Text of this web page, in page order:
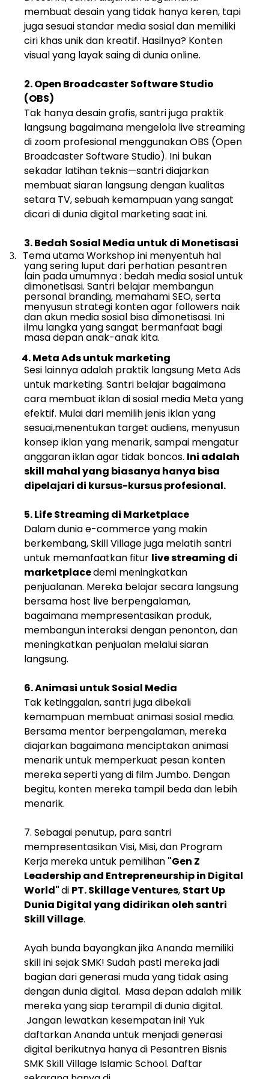
membuat desain yang tidak hanya keren, tapi
juga sesuai standar media sosial dan memiliki
ciri khas unik dan kreatif. Hasilnya? Konten
visual yang layak saing di dunia online.
2. Open Broadcaster Software Studio
(OBS)
Tak hanya desain grafis, santri juga praktik
langsung bagaimana mengelola live streaming
di zoom profesional menggunakan OBS (Open
Broadcaster Software Studio). Ini bukan
sekadar latihan teknis—santri diajarkan
membuat siaran langsung dengan kualitas
setara TV, sebuah kemampuan yang sangat
dicari di dunia digital marketing saat ini.
3. Bedah Sosial Media untuk di Monetisasi
3. Tema utama Workshop ini menyentuh hal
yang sering luput dari perhatian pesantren
lain pada umumnya : bedah media sosial untuk
dimonetisasi. Santri belajar membangun
personal branding, memahami SEO, serta
menyusun strategi konten agar followers naik
dan akun media sosial bisa dimonetisasi. Ini
ilmu langka yang sangat bermanfaat bagi
masa depan anak-anak kita.
4. Meta Ads untuk marketing
Sesi lainnya adalah praktik langsung Meta Ads
untuk marketing. Santri belajar bagaimana
cara membuat iklan di sosial media Meta yang
efektif. Mulai dari memilih jenis iklan yang
sesuai,menentukan target audiens, menyusun
konsep iklan yang menarik, sampai mengatur
anggaran iklan agar tidak boncos. Ini adalah
skill mahal yang biasanya hanya bisa
dipelajari di kursus-kursus profesional.
5. Life Streaming di Marketplace
Dalam dunia e-commerce yang makin
berkembang, Skill Village juga melatih santri
untuk memanfaatkan fitur live streaming di
marketplacedemi meningkatkan
penjualanan. Mereka belajar secara langsung
bersama host live berpengalaman,
bagaimana mempresentasikan produk,
membangun interaksi dengan penonton, dan
meningkatkan penjualan melalui siaran
langsung.
6. Animasi untuk Sosial Media
Tak ketinggalan, santri juga dibekali
kemampuan membuat animasi sosial media.
Bersama mentor berpengalaman, mereka
diajarkan bagaimana menciptakan animasi
menarik untuk memperkuat pesan konten
mereka seperti yang di film Jumbo. Dengan
begitu, konten mereka tampil beda dan lebih
menarik.
7. Sebagai penutup, para santri
mempresentasikan Visi, Misi, dan Program
Kerja mereka untuk pemilihan "Gen Z
Leadership and Entrepreneurship in Digital
World"di PT. Skillage Ventures, Start Up
Dunia Digital yang didirikan oleh santri
Skill Village.
Ayah bunda bayangkan jika Ananda memiliki
skill ini sejak SMK! Sudah pasti mereka jadi
bagian dari generasi muda yang tidak asing
dengan dunia digital. Masa depan adalah milik
mereka yang siap terampil di dunia digital.
Jangan lewatkan kesempatan ini! Yuk
daftarkan Ananda untuk menjadi generasi
digital berikutnya hanya di Pesantren Bisnis
SMK Skill Village Islamic School. Daftar